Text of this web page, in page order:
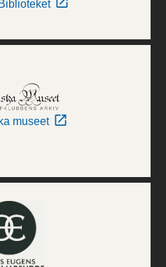
museet